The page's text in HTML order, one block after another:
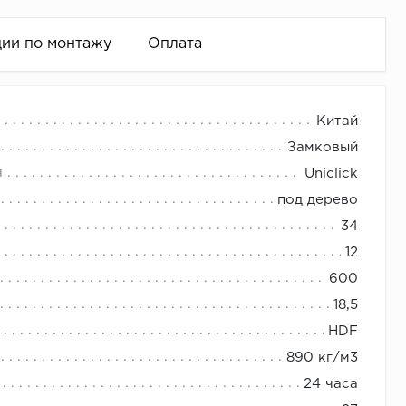
по монтажу Оплата
Китай
Замковый
Uniclick
под дерево
34
12
600
18,5
HDF
890 кг/м3
24 часа
необходимое количество плинтуса.